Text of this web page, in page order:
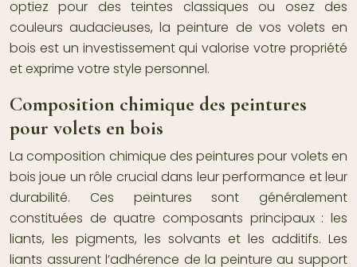
optiez pour des teintes classiques ou osez des
couleurs audacieuses, la peinture de vos volets en
bois est un investissement qui valorise votre propriété
et exprime votre style personnel.
Composition chimique des peintures
pour volets en bois
La composition chimique des peintures pour volets en
bois joue un rôle crucial dans leur performance et leur
durabilité. Ces peintures sont généralement
constituées de quatre composants principaux : les
liants, les pigments, les solvants et les additifs. Les
liants assurent l’adhérence de la peinture au support